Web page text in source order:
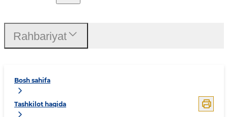
Bosh sahifa
Tashkilot haqida
Rahbariyat